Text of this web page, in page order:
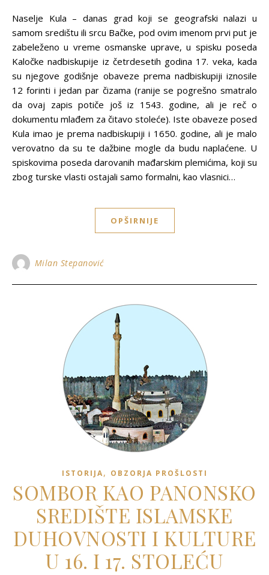
Naselje Kula – danas grad koji se geografski nalazi u
samom središtu ili srcu Bačke, pod ovim imenom prvi put je
zabeleženo u vreme osmanske uprave, u spisku poseda
Kaločke nadbiskupije iz četrdesetih godina 17. veka, kada
su njegove godišnje obaveze prema nadbiskupiji iznosile
12 forinti i jedan par čizama (ranije se pogrešno smatralo
da ovaj zapis potiče još iz 1543. godine, ali je reč o
dokumentu mlađem za čitavo stoleće). Iste obaveze posed
Kula imao je prema nadbiskupiji i 1650. godine, ali je malo
verovatno da su te dažbine mogle da budu naplaćene. U
spiskovima poseda darovanih mađarskim plemićima, koji su
zbog turske vlasti ostajali samo formalni, kao vlasnici…
OPŠIRNIJE
Milan Stepanović
ISTORIJA, OBZORJA PROŠLOSTI
SOMBOR KAO PANONSKO
SREDIŠTE ISLAMSKE
DUHOVNOSTI I KULTURE
U 16. I 17. STOLEĆU